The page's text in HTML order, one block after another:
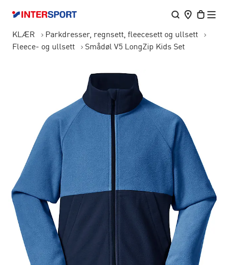
KLÆR
Parkdresser, regnsett, fleecesett og ullsett
Fleece- og ullsett
Smådøl V5 LongZip Kids Set